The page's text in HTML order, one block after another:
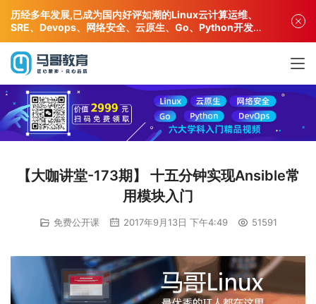
【大咖讲堂-173期】 十五分钟实现Ansible常
用模块入门
免费公开课 2017年9月13日 下午4:49 51591
历经多年发展,已成为国内好评如潮的Linux云计算运维、
SRE、Devops、网络安全、云原生、Go、Python开发专
业人才培训机构!